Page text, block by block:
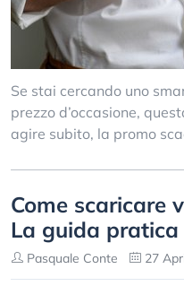
Se stai cercando uno
prezzo d’occasione,
agire subito, la promo
Come scaricare
La guida pratica
Pasquale Conte 27